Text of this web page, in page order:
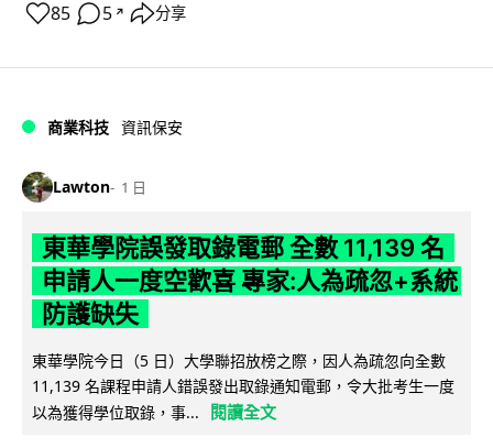
85 5 ↗ 分享
商業科技 資訊保安
Lawton 1 日
東華學院誤發取錄電郵 全數 11,139 名
申請人一度空歡喜 專家:人為疏忽+系統
防護缺失
東華學院今日（5 日）大學聯招放榜之際，因人為疏忽向全數
11,139 名課程申請人錯誤發出取錄通知電郵，令大批考生一度
以為獲得學位取錄，事...
閱讀全文